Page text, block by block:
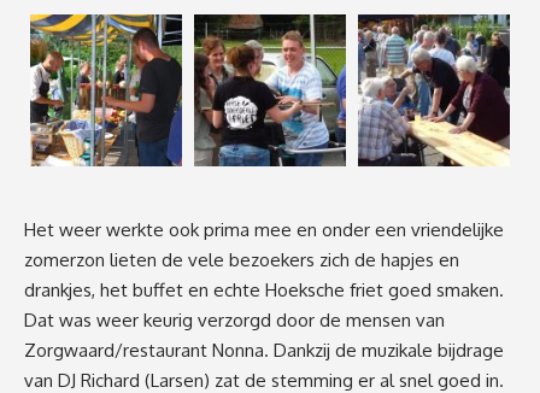
Het weer werkte ook prima mee en onder een vriendelijke
zomerzon lieten de vele bezoekers zich de hapjes en
drankjes, het buffet en echte Hoeksche friet goed smaken.
Dat was weer keurig verzorgd door de mensen van
Zorgwaard/restaurant Nonna. Dankzij de muzikale bijdrage
van DJ Richard (Larsen) zat de stemming er al snel goed in.